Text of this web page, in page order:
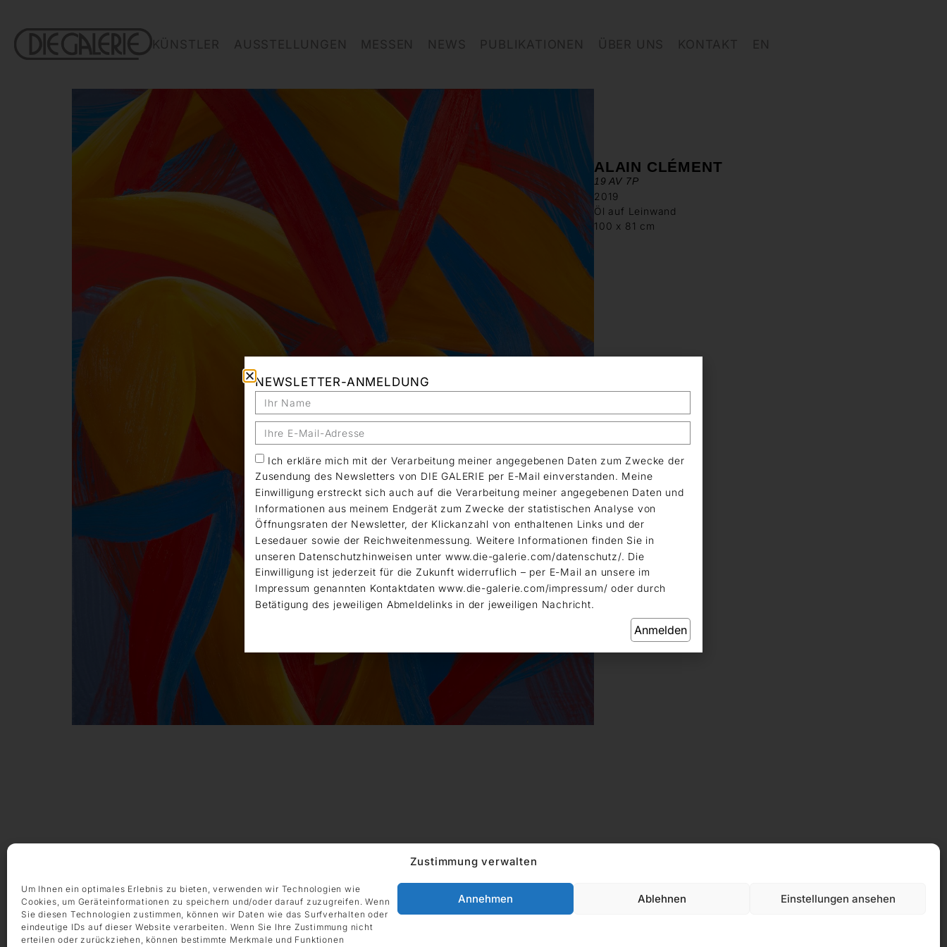
Zustimmung verwalten
Um Ihnen ein optimales Erlebnis zu bieten, verwenden wir Technologien wie
Cookies, um Geräteinformationen zu speichern und/oder darauf zuzugreifen. Wenn
Sie diesen Technologien zustimmen, können wir Daten wie das Surfverhalten oder
eindeutige IDs auf dieser Website verarbeiten. Wenn Sie Ihre Zustimmung nicht
erteilen oder zurückziehen, können bestimmte Merkmale und Funktionen
Annehmen Ablehnen Einstellungen ansehen
KÜNSTLER AUSSTELLUNGEN MESSEN NEWS PUBLIKATIONEN ÜBER UNS KONTAKT EN
ALAIN CLÉMENT
19 AV 7P
2019
Öl auf Leinwand
100 x 81 cm
KONTAKT
+49 69 97 14 71 0
+49 69 97 14 71 20
DIE GALERIE GmbH
Grüneburgweg 123
60323 Frankfurt am Main
Deutschland
NEWSLETTER-ANMELDUNG
Ich erkläre mich mit der Verarbeitung meiner angegebenen Daten zum Zwecke der
Zusendung des Newsletters von DIE GALERIE per E-Mail einverstanden. Meine
Einwilligung erstreckt sich auch auf die Verarbeitung meiner angegebenen Daten und
Informationen aus meinem Endgerät zum Zwecke der statistischen Analyse von
Öffnungsraten der Newsletter, der Klickanzahl von enthaltenen Links und der
Lesedauer sowie der Reichweitenmessung. Weitere Informationen finden Sie in
unseren Datenschutzhinweisen unter www.die-galerie.com/datenschutz/. Die
Einwilligung ist jederzeit für die Zukunft widerruflich – per E-Mail an unsere im
Impressum genannten Kontaktdaten www.die-galerie.com/impressum/ oder durch
Betätigung des jeweiligen Abmeldelinks in der jeweiligen Nachricht.
Anmelden